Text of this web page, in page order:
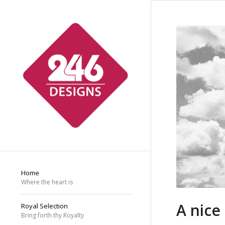
Home
Where the heart is
Royal Selection
Bring forth thy Royalty A